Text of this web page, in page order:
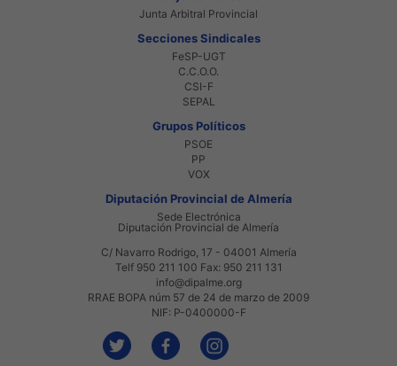
Junta Arbitral Provincial
Secciones Sindicales
FeSP-UGT
C.C.O.O.
CSI-F
SEPAL
Grupos Políticos
PSOE
PP
VOX
Diputación Provincial de Almería
Sede Electrónica
Diputación Provincial de Almería
C/ Navarro Rodrigo, 17 - 04001 Almería
Telf 950 211 100 Fax: 950 211 131
info@dipalme.org
RRAE BOPA núm 57 de 24 de marzo de 2009
NIF: P-0400000-F